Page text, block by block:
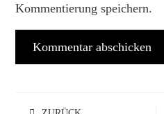
Kommentierung speichern.